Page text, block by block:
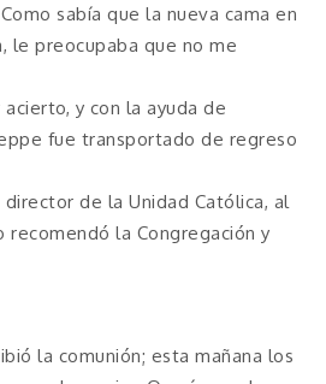
sabía que la nueva cama en
le preocupaba que no me
acierto, y con la ayuda de
fue transportado de regreso
de la Unidad Católica, al
recomendó la Congregación y
la comunión; esta mañana los